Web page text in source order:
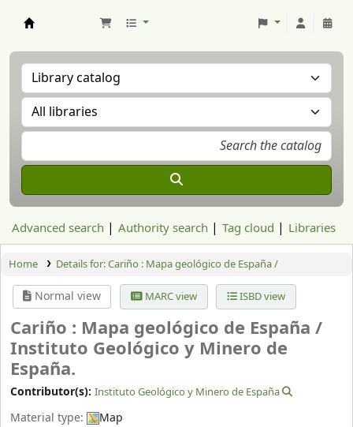
Advanced search Authority search Tag cloud Libraries
Home Details for:Cariño : Mapa geológico de España /
Normal view MARC view ISBD view
Cariño : Mapa geológico de España /
Instituto Geológico y Minero de
España.
Contributor(s): Instituto Geológico y Minero de España
Material type:
Map